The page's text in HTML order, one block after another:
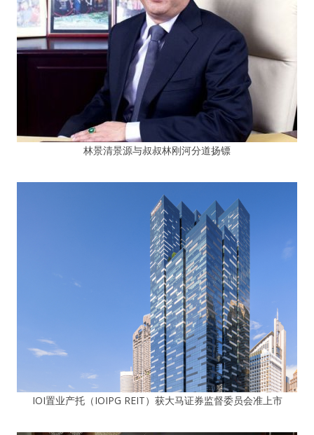
林景清景源与叔叔林刚河分道扬镖
IOI置业产托（IOIPG REIT）获大马证券监督委员会准上市